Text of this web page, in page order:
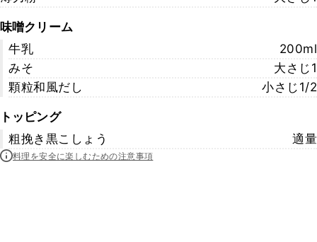
味噌クリーム
牛乳
200ml
みそ
大さじ1
顆粒和風だし
小さじ1/2
トッピング
粗挽き黒こしょう
適量
料理を安全に楽しむための注意事項